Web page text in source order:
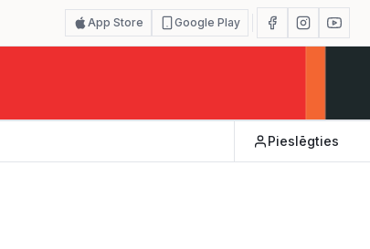
App Store Google Play
Pieslēgties